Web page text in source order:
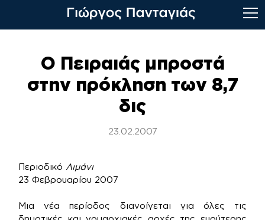
Ο Πειραιάς μπροστά
στην πρόκληση των 8,7
δις
23.02.2007
Περιοδικό Λιμάνι
23 Φεβρουαρίου 2007
Μια νέα περίοδος διανοίγεται για όλες τις